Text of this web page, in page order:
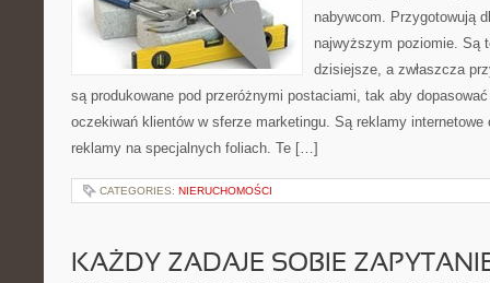
nabywcom. Przygotowują
najwyższym poziomie. Są
dzisiejsze, a zwłaszcza
są produkowane pod przeróżnymi postaciami, tak aby
oczekiwań klientów w sferze marketingu. Są reklamy internetowe
reklamy na specjalnych foliach. Te […]
CATEGORIES: NIERUCHOMOŚCI
KAŻDY ZADAJE SOBIE